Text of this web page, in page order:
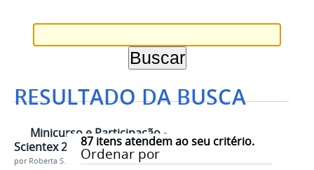
RESULTADO DA BUSCA
87itens atendem ao seu critério.
Ordenar por
Minicurso e Participação -
Scientex 2015
por Roberta S. S. Nogueira Branco